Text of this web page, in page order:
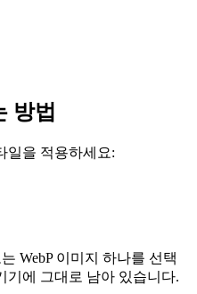
방법
일을 적용하세요:
WebP 이미지 하나를 선택
기에 그대로 남아 있습니다.